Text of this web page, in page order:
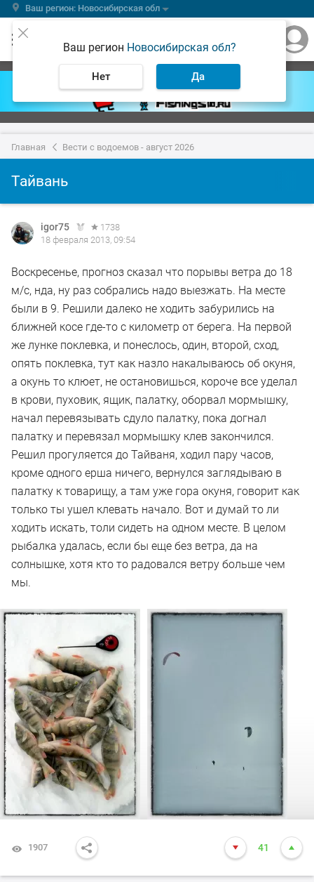
Ваш регион: Новосибирская обл
Ваш регион Новосибирская обл?
Нет Да
Главная Вести с водоемов - август 2026
Тайвань
igor75
1738
18 февраля 2013, 09:54
Воскресенье, прогноз сказал что порывы ветра до 18
м/с, нда, ну раз собрались надо выезжать. На месте
были в 9. Решили далеко не ходить забурились на
ближней косе где-то с километр от берега. На первой
же лунке поклевка, и понеслось, один, второй, сход,
опять поклевка, тут как назло накалываюсь об окуня,
а окунь то клюет, не остановишься, короче все уделал
в крови, пуховик, ящик, палатку, оборвал мормышку,
начал перевязывать сдуло палатку, пока догнал
палатку и перевязал мормышку клев закончился.
Решил прогуляется до Тайваня, ходил пару часов,
кроме одного ерша ничего, вернулся заглядываю в
палатку к товарищу, а там уже гора окуня, говорит как
только ты ушел клевать начало. Вот и думай то ли
ходить искать, толи сидеть на одном месте. В целом
рыбалка удалась, если бы еще без ветра, да на
солнышке, хотя кто то радовался ветру больше чем
мы.
1907 41